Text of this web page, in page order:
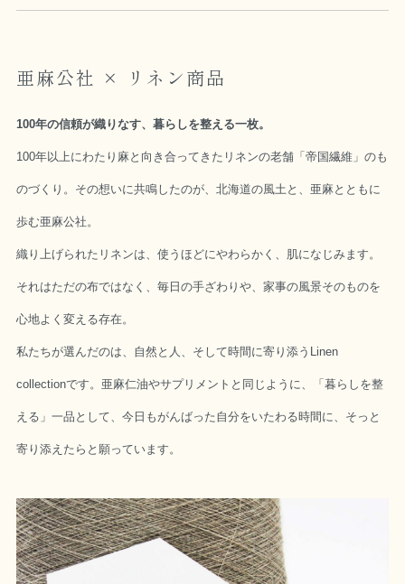
亜麻公社 × リネン商品
100年の信頼が織りなす、暮らしを整える一枚。
100年以上にわたり麻と向き合ってきたリネンの老舗「帝国繊維」のも
のづくり。その想いに共鳴したのが、北海道の風土と、亜麻とともに
歩む亜麻公社。
織り上げられたリネンは、使うほどにやわらかく、肌になじみます。
それはただの布ではなく、毎日の手ざわりや、家事の風景そのものを
心地よく変える存在。
私たちが選んだのは、自然と人、そして時間に寄り添うLinen
collectionです。亜麻仁油やサプリメントと同じように、「暮らしを整
える」一品として、今日もがんばった自分をいたわる時間に、そっと
寄り添えたらと願っています。